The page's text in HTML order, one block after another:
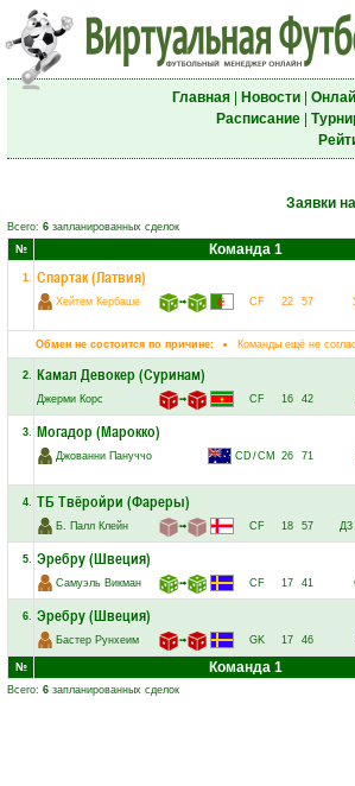
Главная| Новости|
Расписание|
Заявки
Всего: 6 запланированных сделок
№
Команда 1
1. Спартак (Латвия)
➟
Хейтем Кербаше CF 22 57
Обмен не состоится по причине: Команды ещё не
2. Камал Девокер (Суринам)
➟
Джерми Корс CF 16 42
3. Могадор (Марокко)
Джованни Пануччо CD /CM 26 71
4. ТБ Твёройри (Фареры)
➟
Б. Палл Клейн CF 18 57 Д3
5. Эребру (Швеция)
➟
Самуэль Викман CF 17 41
6. Эребру (Швеция)
➟
Бастер Рунхеим GK 17 46
№ Команда 1
Всего: 6 запланированных сделок